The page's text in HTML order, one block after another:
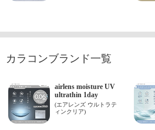
カラコンブランド一覧